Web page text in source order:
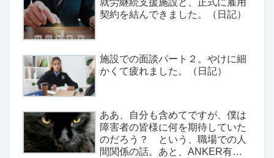
就労継続支援施設と、正式に雇用
契約を結んできました。（日記）
施設での面談パート２。やけに細
かくて疲れました。（日記）
ああ、自分も含めてですが、僕は
障害者の皆様に何を期待していた
のだろう？ という、職場での人
間関係の話。あと、ANKER有